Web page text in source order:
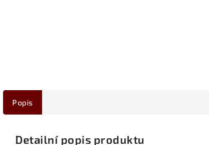
Popis
Detailní popis produktu